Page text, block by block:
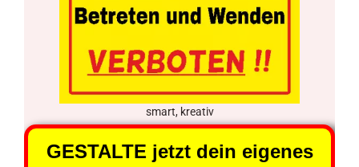
smart, kreativ
GESTALTE jetzt dein eigenes